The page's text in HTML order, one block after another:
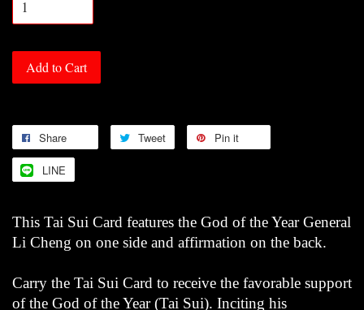
Add to Cart
Share Tweet Pin it
LINE
This Tai Sui Card features the God of the Year General
Li Cheng on one side and affirmation on the back.
Carry the Tai Sui Card to receive the favorable support
of the God of the Year (Tai Sui). Inciting his